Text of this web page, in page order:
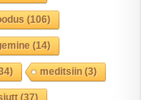
(106)
(14)
meditsiin(3)
(37)